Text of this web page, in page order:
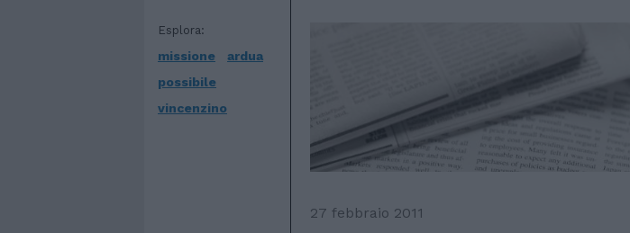
Esplora:
missione
ardua
possibile
vincenzino
27 febbraio 2011